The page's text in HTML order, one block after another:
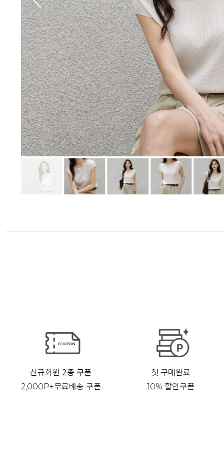
신규회원2종 쿠폰
2,000P+무료배송 쿠폰
첫 구매완료
10% 할인쿠폰